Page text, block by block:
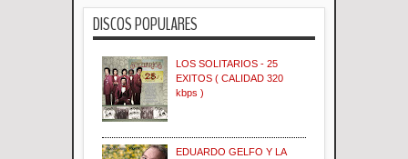
DISCOS POPULARES
LOS SOLITARIOS - 25
EXITOS ( CALIDAD 320
kbps )
EDUARDO GELFO Y LA